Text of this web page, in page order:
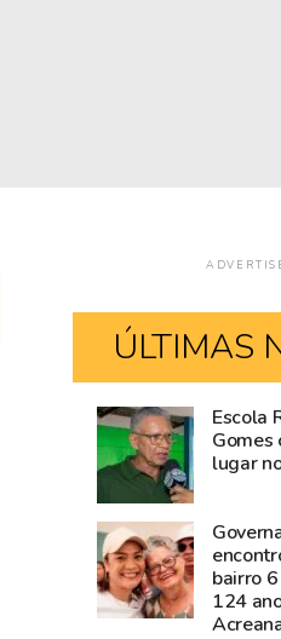
ÚLTIMAS
Após
articulação
do
Estado,
documentos
históricos
de
Casamento
coletivo
será
realizado
nesta
sexta-
feira,
Escola
Gomes
lugar
bairro
124